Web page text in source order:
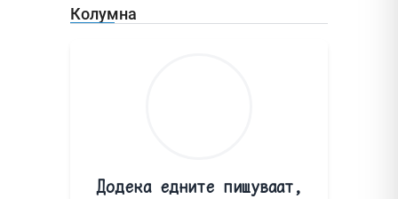
Колумна
Додека едните пишуваат,